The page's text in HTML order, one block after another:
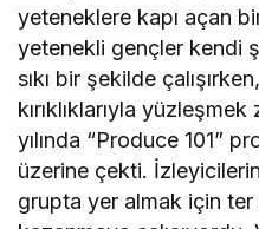
yeteneklere kapı açan
yetenekli gençler kendi
sıkı bir şekilde
kırıklıklarıyla
yılında “Produce 101”
üzerine çekti.
grupta yer almak için